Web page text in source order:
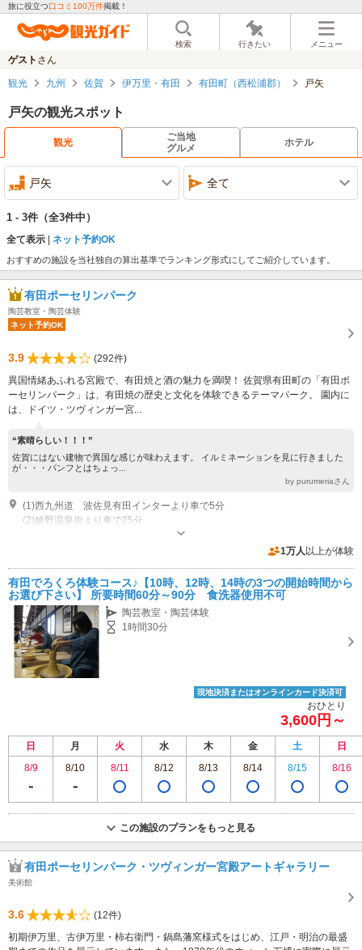
旅に役立つ口コミ100万件掲載！
検索 行きたい メニュー
ゲスト さん
観光 九州 佐賀 伊万里・有田 有田町（西松浦郡） 戸矢
戸矢の観光スポット
観光
ご当地
グルメ
ホテル
戸矢 全て
1 - 3件 （全3件中）
全て表示 ネット予約OK
おすすめの施設を当社独自の算出基準でランキング形式にしてご紹介しています。
有田ポーセリンパーク
陶芸教室・陶芸体験
ネット予約OK
3.9
(292件)
異国情緒あふれる宮殿で、有田焼と酒の魅力を満喫！ 佐賀県有田町の「有田ポ
ーセリンパーク」は、有田焼の歴史と文化を体験できるテーマパーク。 園内に
は、ドイツ・ツヴィンガー宮...
“素晴らしい！！！”
佐賀にはない建物で異国な感じが味わえます。 イルミネーションを見に行きました
が・・・パンフとはちょっ...
by purumeriaさん
(1)西九州道 波佐見有田インターより車で5分
(2)嬉野温泉街より車で25分
営業：【ろくろ、絵付け体験】平日10：00～14：30 土日祝10：00～15：
00 営業：【みやげ屋】平日9：00～17：00 土日祝9：00～17：00 休業：
1万人 以上が体験
有田でろくろ体験コース♪【10時、12時、14時の3つの開始時間から
お選び下さい】 所要時間60分～90分 食洗器使用不可
陶芸教室・陶芸体験
1時間30分
現地決済またはオンラインカード決済可
おひとり
3,600円～
日 月 火 水 木 金 土
日
8/9
8/10 8/11 8/12 8/13 8/14 8/15 8/16
この施設のプランをもっと見る
有田ポーセリンパーク・ツヴィンガー宮殿アートギャラリー
美術館
3.6
(12件)
初期伊万里、古伊万里・柿右衛門・鍋島藩窯様式をはじめ、江戸・明治の最盛